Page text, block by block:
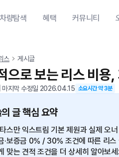
차량탐색 혜택 커뮤니티
스 게시글
으로 보는 리스 비용
마지막 수정일 2026.04.15 소요시간 약3분
글 핵심 요약
스만 익스트림 기본 제원과 실제 오
·보증금 0% / 30% 조건에 따른 리
맞는 견적 조건을 더 상세히 알아보